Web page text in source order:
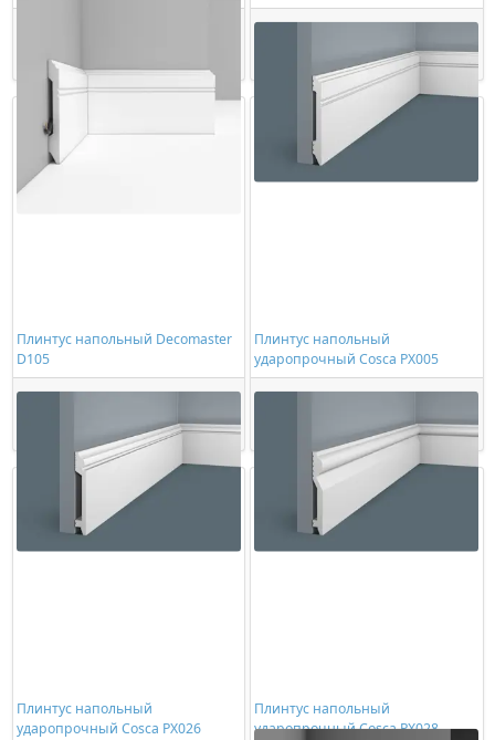
1023,00 ₽/шт
Купить
Плинтус напольный Decomaster
D105
866,00 ₽/шт
Купить
Плинтус напольный
ударопрочный Cosca PX005
966,00 ₽/шт
Купить
Плинтус напольный
ударопрочный Cosca PX026
Плинтус напольный
ударопрочный Cosca PX028